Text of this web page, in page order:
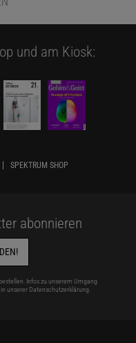
und am Kiosk:
SPEKTRUM SHOP
abonnieren
Infos zu unserem Umgang
unserer Datenschutzerklärung